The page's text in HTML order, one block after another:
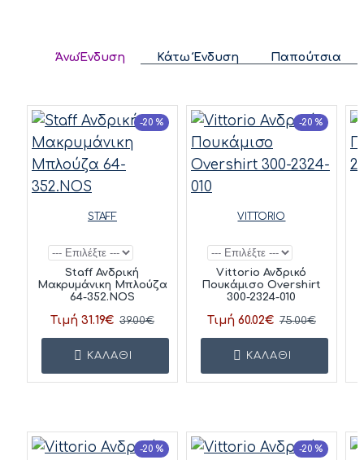
ΆνωΈνδυση Κάτω Ένδυση Παπούτσια
-20 %
STAFF
Staff Ανδρική
Μακρυμάνικη Μπλούζα
64-352.NOS
Τιμή 31.19€ 39.00€
ΚΑΛΆΘΙ
-20 %
VITTORIO
Vittorio Ανδρικό
Πουκάμισο Overshirt
300-2324-010
Τιμή 60.02€ 75.00€
ΚΑΛΆΘΙ
-20 % -20 %